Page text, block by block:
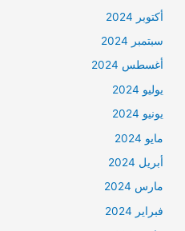
أكتوبر 2024
سبتمبر 2024
أغسطس 2024
يوليو 2024
يونيو 2024
مايو 2024
أبريل 2024
مارس 2024
فبراير 2024